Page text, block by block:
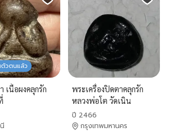
วตนแล้ว
เนื้อผงคลุกรัก
พระเครื่องปิดตาคลุกรัก
หลวงพ่อโต วัดเนิน
สุทธาวาส ชลบุรี
ปี 2466
กรุงเทพมหานคร